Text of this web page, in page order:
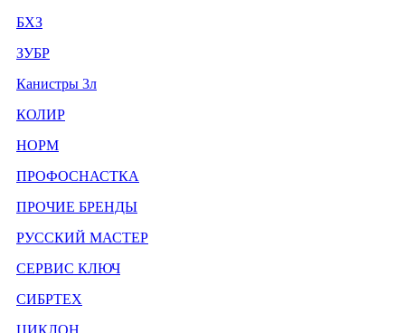
БХЗ
ЗУБР
Канистры 3л
КОЛИР
НОРМ
ПРОФОСНАСТКА
ПРОЧИЕ БРЕНДЫ
РУССКИЙ МАСТЕР
СЕРВИС КЛЮЧ
СИБРТЕХ
ЦИКЛОН